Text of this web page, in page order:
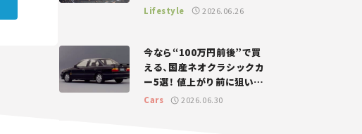
Lifestyle 2026.06.26
今なら“100万円前後”で買
える、国産ネオクラシックカ
ー5選！ 値上がり前に狙いた
い、中古車探しをお手伝い――ち
Cars 2026.06.30